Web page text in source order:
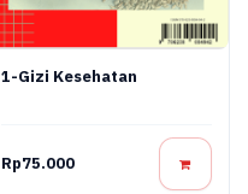
1-Gizi Kesehatan
Rp75.000